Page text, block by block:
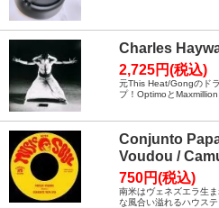
Charles
2,725円(税込)
元This Heat/Gongのド
プ！Optimoと
Conjunto
Voudou /
750円(税込)
南米はヴェネズエラ生
な風合い溢れるハウス